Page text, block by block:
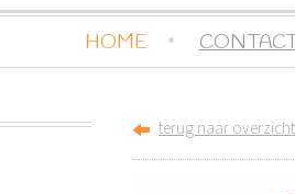
HOME
terug naar overzicht